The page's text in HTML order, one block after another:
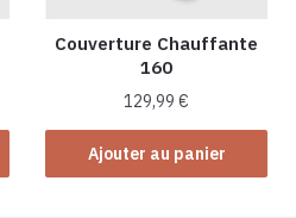
Couverture Chauffante
160
129,99€
Ajouter au panier